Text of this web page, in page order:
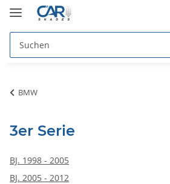
BMW
3er Serie
BJ. 1998 - 2005
BJ. 2005 - 2012